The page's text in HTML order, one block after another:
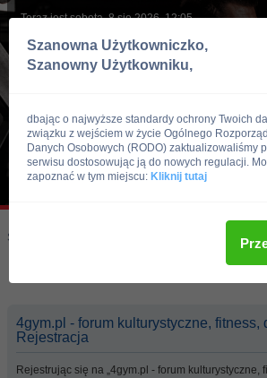
Teraz jest sobota, 8 sie 2026, 12:05
Skocz do:
4gym.pl - forum kulturystyczne, fitness,
Rejestracja
Rejestrując się na „4gym.pl - forum kulturystyczne,
Szanowna Użytkowniczko,
Szanowny Użytkowniku,
dbając o najwyższe standardy ochrony Twoich
związku z wejściem w życie Ogólnego
Danych Osobowych (RODO) zaktualizowaliśmy
serwisu dostosowując ją do nowych regulacji.
zapoznać w tym miejscu: Kliknij tutaj